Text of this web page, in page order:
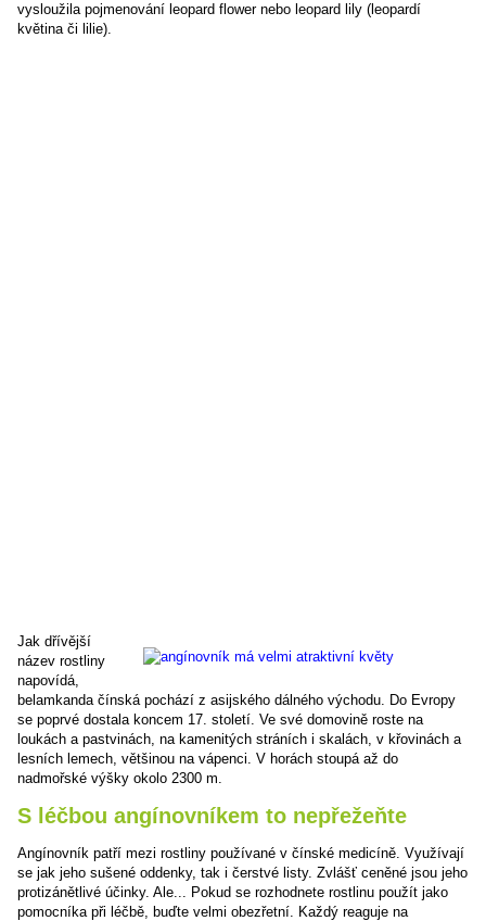
vysloužila pojmenování leopard flower nebo leopard lily (leopardí
květina či lilie).
Jak dřívější
název rostliny
napovídá,
belamkanda čínská pochází z asijského dálného východu. Do Evropy
se poprvé dostala koncem 17. století. Ve své domovině roste na
loukách a pastvinách, na kamenitých stráních i skalách, v křovinách a
lesních lemech, většinou na vápenci. V horách stoupá až do
nadmořské výšky okolo 2300 m.
S léčbou angínovníkem to nepřežeňte
Angínovník patří mezi rostliny používané v čínské medicíně. Využívají
se jak jeho sušené oddenky, tak i čerstvé listy. Zvlášť ceněné jsou jeho
protizánětlivé účinky. Ale... Pokud se rozhodnete rostlinu použít jako
pomocníka při léčbě, buďte velmi obezřetní. Každý reaguje na